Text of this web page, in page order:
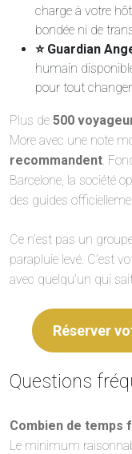
charge à votre
bondée ni de
⭐ Guardian
humain
pour tout
Plus de 500
More avec une note
recommandent .
Barcelone, la société
des guides
Ce n’est pas un
parapluie levé. C’est
avec quelqu’un qui
Réserver
Questions
Combien de temps
Le minimum